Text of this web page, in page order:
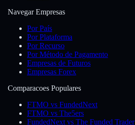
Navegar Empresas
Por País
Por Plataforma
Por Recurso
Por Método de Pagamento
Empresas de Futuros
Empresas Forex
Comparacoes Populares
FTMO vs FundedNext
FTMO vs The5ers
FundedNext vs The Funded Trader